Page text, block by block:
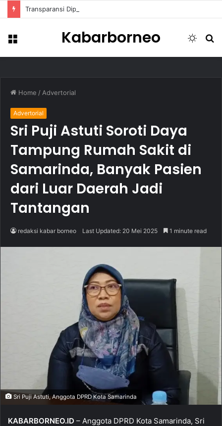
Menu Kabarborneo
Switch
Home / Advertorial
Advertorial
Sri Puji Astuti Soroti Daya
Tampung Rumah Sakit di
Samarinda, Banyak Pasien
dari Luar Daerah Jadi
Tantangan
redaksi kabar borneo Last Updated: 20 Mei 2025 1 minute read
Sri Puji Astuti, Anggota DPRD Kota Samarinda
KABARBORNEO.ID – Anggota DPRD Kota Samarinda, Sri